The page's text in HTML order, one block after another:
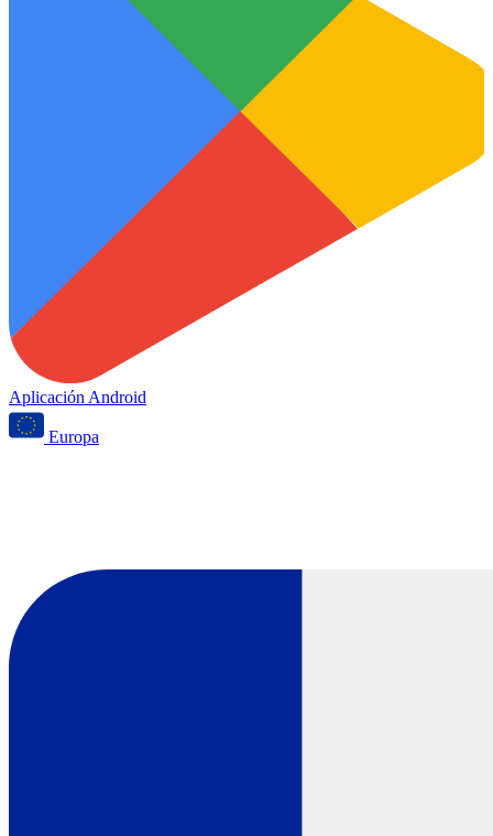
Aplicación Android
Europa